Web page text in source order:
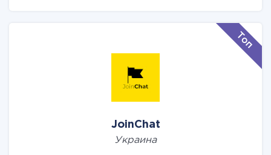
JoinChat
Украина